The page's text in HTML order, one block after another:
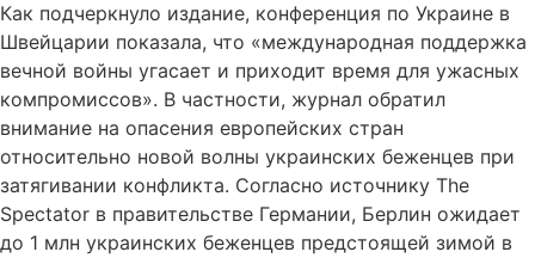
Как подчеркнуло издание, конференция по Украине в
Швейцарии показала, что «международная поддержка
вечной войны угасает и приходит время для ужасных
компромиссов». В частности, журнал обратил
внимание на опасения европейских стран
относительно новой волны украинских беженцев при
затягивании конфликта. Согласно источнику The
Spectator в правительстве Германии, Берлин ожидает
до 1 млн украинских беженцев предстоящей зимой в